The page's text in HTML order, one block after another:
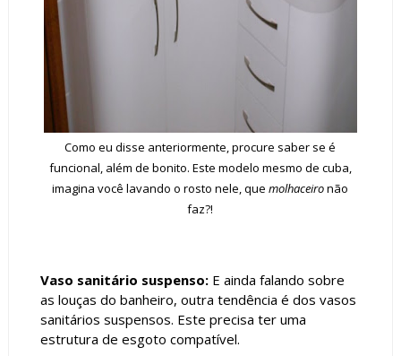
Como eu disse anteriormente, procure saber se é
funcional, além de bonito. Este modelo mesmo de cuba,
imagina você lavando o rosto nele, quemolhaceironão
faz?!
Vaso sanitário suspenso:E ainda falando sobre
as louças do banheiro, outra tendência é dos vasos
sanitários suspensos. Este precisa ter uma
estrutura de esgoto compatível.